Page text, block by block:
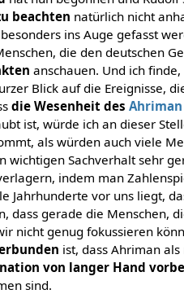
beachten natürlich nicht
ins Auge gefasst
die den deutschen
anschauen. Und ich
Blick auf die Ereignisse,
die Wesenheit desAhriman
ist, würde ich an dieser
als würden auch viele
wichtigen Sachverhalt sehr
indem man
Jahrhunderte vor uns liegt,
dass gerade die Menschen,
nicht genug fokussieren
ist, dass Ahriman
von langer Hand
sind.